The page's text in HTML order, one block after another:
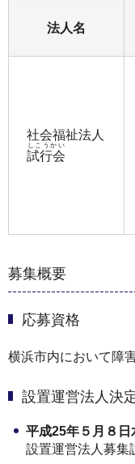
法人名
社会福祉法人
試行会
しこうかい
募集概要
応募資格
横浜市内において障
設置運営法人決
平成25年５月８日
設置運営法人募集